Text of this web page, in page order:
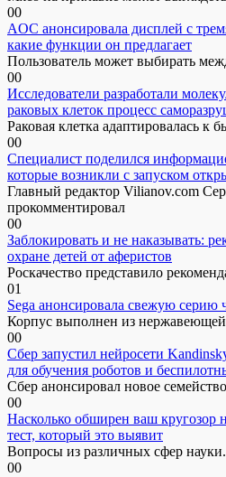
00
AOC анонсировала дисплей с
какие функции он предлагает
Пользователь может выбирать
00
Исследователи разработали
раковых клеток процесс
Раковая клетка адаптировалась к
00
Специалист поделился
которые возникли с запуском
Главный редактор Vilianov.com
прокомментировал
00
Заблокировать и не наказывать:
охране детей от аферистов
Роскачество представило
01
Sega анонсировала свежую серию
Корпус выполнен из
00
Сбер запустил нейросети
для обучения роботов и
Сбер анонсировал новое
00
Насколько обширен ваш кругозор
тест, который это выявит
Вопросы из различных сфер
00